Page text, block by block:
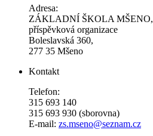
Adresa:
ZÁKLADNÍ ŠKOLA MŠENO,
příspěvková organizace
Boleslavská 360,
277 35 Mšeno
Kontakt
Telefon:
315 693 140
315 693 930 (sborovna)
E-mail: zs.mseno@seznam.cz